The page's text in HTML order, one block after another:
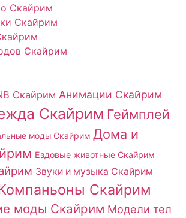
Скайрим
Скайрим
Скайрим
Скайрим Анимации Скайрим
Скайрим Геймплей
моды Скайрим Дома и
Ездовые животные Скайрим
Звуки и музыка Скайрим
Скайрим
моды Скайрим Модели тел